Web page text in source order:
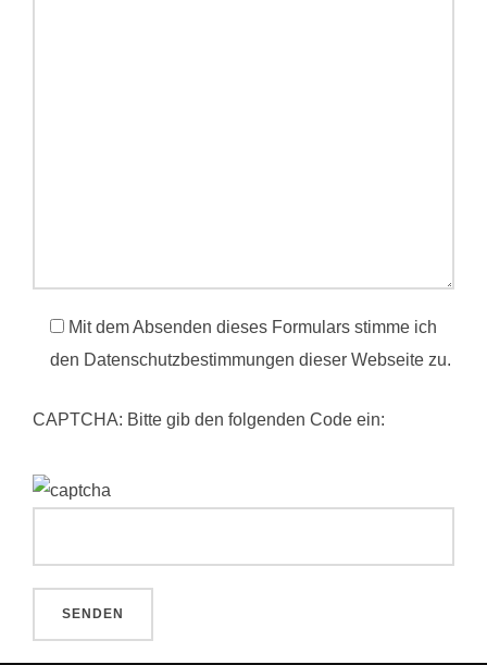
Mit dem Absenden dieses Formulars stimme ich
den Datenschutzbestimmungen dieser Webseite zu.
CAPTCHA: Bitte gib den folgenden Code ein: